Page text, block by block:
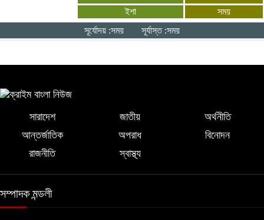
একসঙ্গে কাজ করবে বাংলাদেশ-যুক্তরাষ্ট্র:
সার্জিও গর
ইশা
সময়
সূর্যোদয় :সময়
সূর্যাস্ত :সময়
সারাদেশ জাতীয়
অর্থনীতি
আন্তর্জাতিক
অপরাধ
বিনোদন
রাজনীতি
স্বাস্থ্য
সম্পাদক মন্ডলী